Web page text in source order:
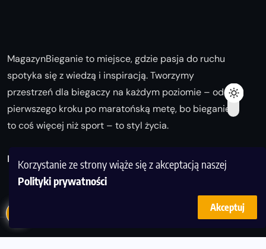
Korzystanie ze strony wiąże się z akceptacją naszej
Polityki prywatności
Akceptuj
MagazynBieganie to miejsce, gdzie pasja do ruchu
spotyka się z wiedzą i inspiracją. Tworzymy
przestrzeń dla biegaczy na każdym poziomie – od
pierwszego kroku po maratońską metę, bo bieganie
to coś więcej niż sport – to styl życia.
Biegaj z nami i odkrywaj swoją najlepszą wersję!